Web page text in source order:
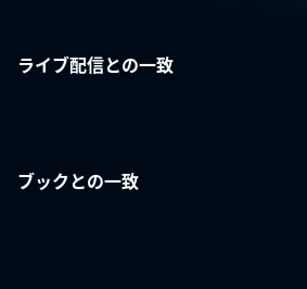
ライブ配信との一致
ブックとの一致